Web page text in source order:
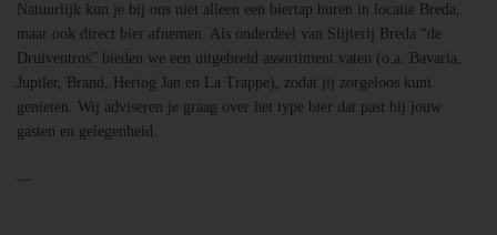
Natuurlijk kun je bij ons niet alleen een biertap huren in locatie Breda,
maar ook direct bier afnemen. Als onderdeel van Slijterij Breda “de
Druiventros” bieden we een uitgebreid assortiment vaten (o.a. Bavaria,
Jupiler, Brand, Hertog Jan en La Trappe), zodat jij zorgeloos kunt
genieten. Wij adviseren je graag over het type bier dat past bij jouw
gasten en gelegenheid.
—